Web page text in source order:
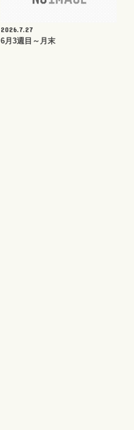
2026.7.27
6月3週目～月末